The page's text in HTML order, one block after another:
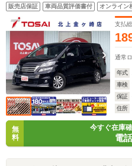
HIDヘッドライト ETC パワ
クルーズコントロール
販売店保証 車両品質評価書付 オンライン
支払
通常
年式
車検
保証
住所
無
料
今すぐ在庫
電